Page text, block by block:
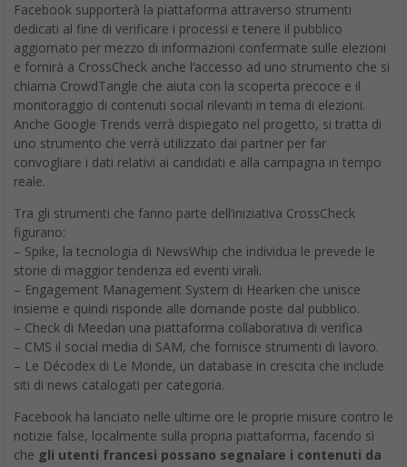
Facebook supporterà la piattaforma attraverso strumenti
dedicati al fine di verificare i processi e tenere il pubblico
aggiornato per mezzo di informazioni confermate sulle elezioni
e fornirà a CrossCheck anche l’accesso ad uno strumento che si
chiama CrowdTangle che aiuta con la scoperta precoce e il
monitoraggio di contenuti social rilevanti in tema di elezioni.
Anche Google Trends verrà dispiegato nel progetto, si tratta di
uno strumento che verrà utilizzato dai partner per far
convogliare i dati relativi ai candidati e alla campagna in tempo
reale.
Tra gli strumenti che fanno parte dell’iniziativa CrossCheck
figurano:
– Spike, la tecnologia di NewsWhip che individua le prevede le
storie di maggior tendenza ed eventi virali.
– Engagement Management System di Hearken che unisce
insieme e quindi risponde alle domande poste dal pubblico.
– Check di Meedan una piattaforma collaborativa di verifica
– CMS il social media di SAM, che fornisce strumenti di lavoro.
– Le Décodex di Le Monde, un database in crescita che include
siti di news catalogati per categoria.
Facebook ha lanciato nelle ultime ore le proprie misure contro le
notizie false, localmente sulla propria piattaforma, facendo sì
che gli utenti francesi possano segnalare i contenuti da